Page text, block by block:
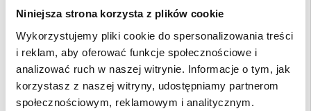
Niniejsza strona korzysta z plików cookie
Wykorzystujemy pliki cookie do spersonalizowania treści
i reklam, aby oferować funkcje społecznościowe i
analizować ruch w naszej witrynie. Informacje o tym, jak
korzystasz z naszej witryny, udostępniamy partnerom
społecznościowym, reklamowym i analitycznym.
Format wideo: AVI
Średnica obiektywu: 7mm (z 6 diodami LED (można je wyłączyć lub włączyć))
Wodoodporność: IP67 (przeszła certyfikację CE, FCC, RoHS)
Rozdzielczość: 640*480
Liczba klatek na sekundę: 30 kl.
Uwaga: